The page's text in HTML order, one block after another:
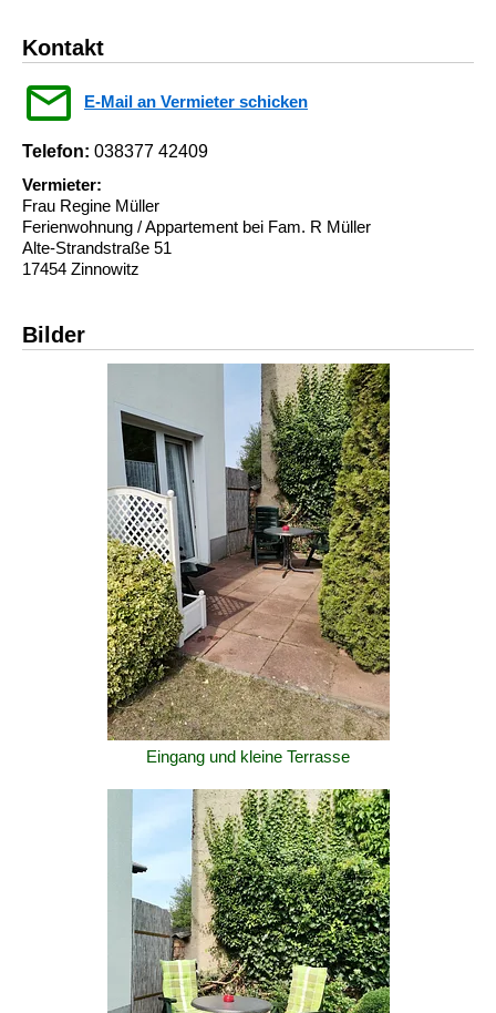
Kontakt
E-Mail an Vermieter schicken
Telefon: 038377 42409
Vermieter:
Frau Regine Müller
Ferienwohnung / Appartement bei Fam. R Müller
Alte-Strandstraße 51
17454 Zinnowitz
Bilder
Eingang und kleine Terrasse